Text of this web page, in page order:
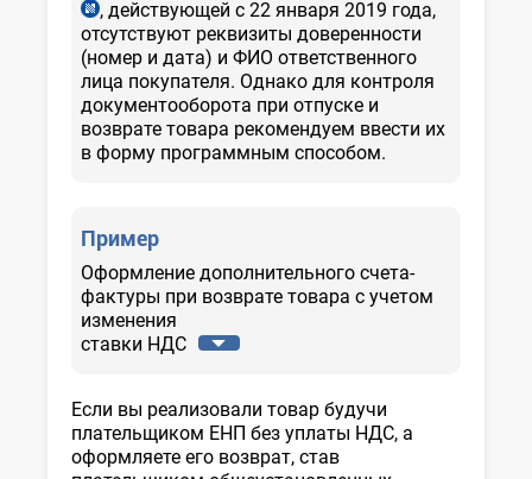
прил.
№
3,
рег.
МЮ
№
3126
, действующей с 22 января 2019 года,
отсутствуют реквизиты доверенности
(номер и дата) и ФИО ответственного
лица покупателя. Однако для контроля
документооборота при отпуске и
возврате товара рекомендуем ввести их
в форму программным способом.
Пример
Оформление дополнительного счета-
фактуры при возврате товара с учетом
изменения
ставки НДС
Если вы реализовали товар будучи
плательщиком ЕНП без уплаты НДС, а
оформляете его возврат, став